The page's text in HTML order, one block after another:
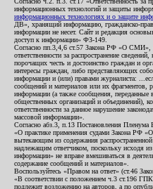
информационных технологий и защиты
информационных технологиях и о защите
ДВ», хранящий информацию, гражданско-
информации не несет. Сайт и редакция
доступ к информации» ФЗ-149.
Согласно пп.3,4,6 ст.57 Закона РФ «О СМИ»,
ответственности за распространение
порочащих честь и достоинство граждан и
интересы граждан, либо представляющих
информации и (или) правами журналиста:
сообщений и материалов или их фрагментов,
информации (а также сообщения, переданные
общественных организаций и объединений),
ответственности за данное нарушение
массовой информации».
Согласно абз.3, п.13 Постановления
«О практике применения судами Закона РФ
вытекающим из содержания
надлежащим ответчиком, поскольку исходя
информации» не вправе вмешиваться в
содержание сообщений и материалов».
Воспользуйтесь «Правом на ответ» (ст.46
«В соответствии с положением ч.3 ст.196
подлежит возложению на авторов, а по